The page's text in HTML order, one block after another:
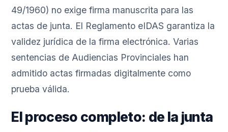
49/1960) no exige firma manuscrita para las
actas de junta. El Reglamento eIDAS garantiza la
validez jurídica de la firma electrónica. Varias
sentencias de Audiencias Provinciales han
admitido actas firmadas digitalmente como
prueba válida.
El proceso completo: de la junta